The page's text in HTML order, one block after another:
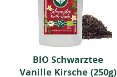
BIO Schwarztee
Vanille Kirsche (250g)